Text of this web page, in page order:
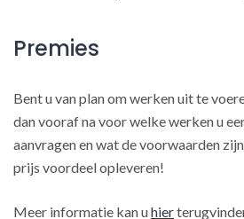
Premies
Bent u van plan om werken uit te
dan vooraf na voor welke werken u
aanvragen en wat de voorwaarden
prijs voordeel opleveren!
Meer informatie kan uhier